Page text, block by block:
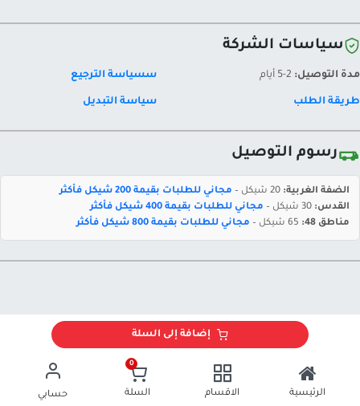
إضافة إلى السلة
الرئيسية الاقسام
0
السلة حسابي
سياسات الشركة
مدة التوصيل: سسياسة الترجيع
طريقة الطلب سياسة التبديل
رسوم التوصيل
الضفة الغربية:
مجاني للطلبات بقيمة 200 شيكل فأكثر
القدس:
مجاني للطلبات بقيمة 400 شيكل فأكثر
مناطق 48:
مجاني للطلبات بقيمة 800 شيكل فأكثر